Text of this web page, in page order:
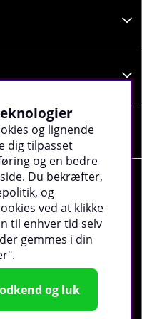
bruger cookies -Læs
og lignende
dig tilpasset
og en bedre
Du bekræfter,
og
ved at klikke
til enhver tid selv
gemmes i din
og luk